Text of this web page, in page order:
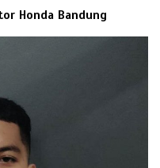
Honda Bandung